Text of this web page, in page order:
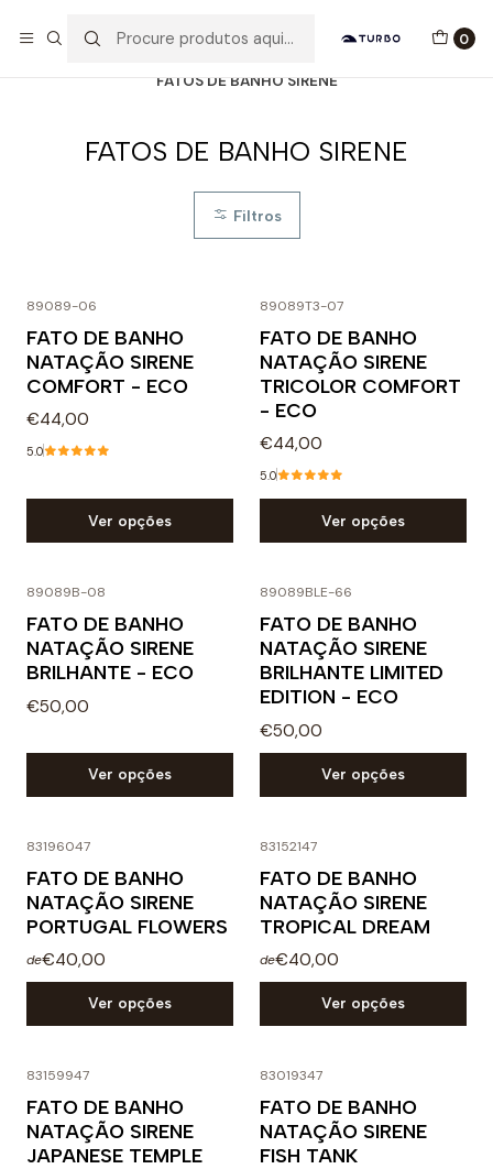
0
FATOS DE BANHO SIRENE
FATOS DE BANHO SIRENE
Filtros
89089-06
FATO DE BANHO
NATAÇÃO SIRENE
COMFORT - ECO
€44,00
5.0
Ver opções
89089T3-07
FATO DE BANHO
NATAÇÃO SIRENE
TRICOLOR COMFORT
- ECO
€44,00
5.0
Ver opções
89089B-08
FATO DE BANHO
NATAÇÃO SIRENE
BRILHANTE - ECO
€50,00
Ver opções
89089BLE-66
FATO DE BANHO
NATAÇÃO SIRENE
BRILHANTE LIMITED
EDITION - ECO
€50,00
Ver opções
83196047
FATO DE BANHO
NATAÇÃO SIRENE
PORTUGAL FLOWERS
de€40,00
Ver opções
83152147
FATO DE BANHO
NATAÇÃO SIRENE
TROPICAL DREAM
de€40,00
Ver opções
83159947
FATO DE BANHO
NATAÇÃO SIRENE
JAPANESE TEMPLE
83019347
FATO DE BANHO
NATAÇÃO SIRENE
FISH TANK